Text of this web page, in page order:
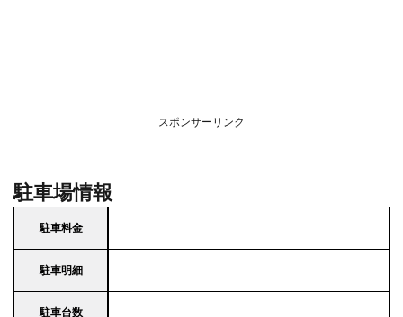
スポンサーリンク
駐車場情報
駐車料金
駐車明細
駐車台数